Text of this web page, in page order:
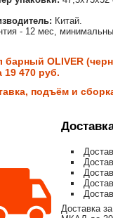
Китай.
- 12 мес,
барный OLIVER
19 470 руб.
подъём и
Доставка